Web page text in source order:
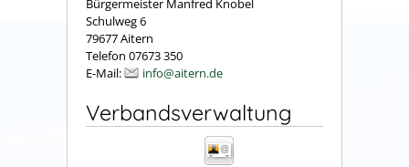
Bürgermeister Manfred Knobel
Schulweg 6
79677 Aitern
Telefon 07673 350
E-Mail:
info@aitern.de
Verbandsverwaltung